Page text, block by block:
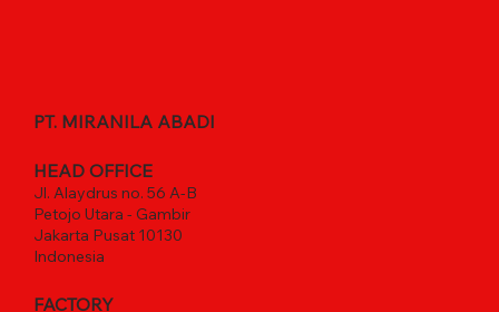
PT. MIRANILA ABADI
HEAD OFFICE
Jl. Alaydrus no. 56 A-B
Petojo Utara - Gambir
Jakarta Pusat 10130
Indonesia
FACTORY